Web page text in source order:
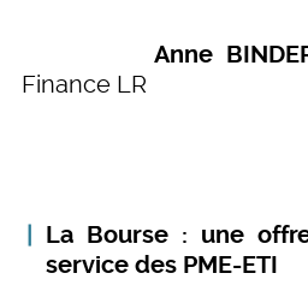
Anne
Finance LR
La Bourse : une
service des PME-ETI